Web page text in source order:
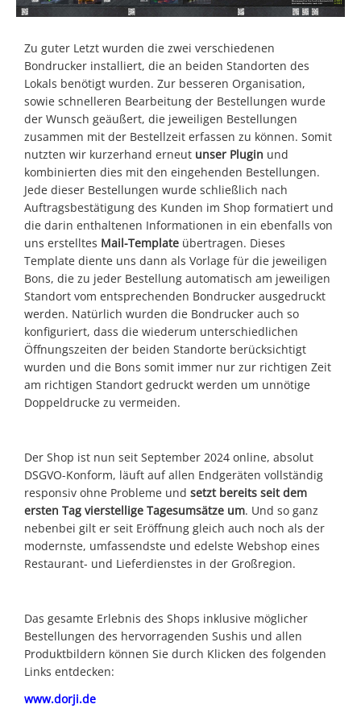
Zu guter Letzt wurden die zwei verschiedenen
Bondrucker installiert, die an beiden Standorten des
Lokals benötigt wurden. Zur besseren Organisation,
sowie schnelleren Bearbeitung der Bestellungen wurde
der Wunsch geäußert, die jeweiligen Bestellungen
zusammen mit der Bestellzeit erfassen zu können. Somit
nutzten wir kurzerhand erneut unser Plugin und
kombinierten dies mit den eingehenden Bestellungen.
Jede dieser Bestellungen wurde schließlich nach
Auftragsbestätigung des Kunden im Shop formatiert und
die darin enthaltenen Informationen in ein ebenfalls von
uns erstelltes Mail-Template übertragen. Dieses
Template diente uns dann als Vorlage für die jeweiligen
Bons, die zu jeder Bestellung automatisch am jeweiligen
Standort vom entsprechenden Bondrucker ausgedruckt
werden. Natürlich wurden die Bondrucker auch so
konfiguriert, dass die wiederum unterschiedlichen
Öffnungszeiten der beiden Standorte berücksichtigt
wurden und die Bons somit immer nur zur richtigen Zeit
am richtigen Standort gedruckt werden um unnötige
Doppeldrucke zu vermeiden.
Der Shop ist nun seit September 2024 online, absolut
DSGVO-Konform, läuft auf allen Endgeräten vollständig
responsiv ohne Probleme und setzt bereits seit dem
ersten Tag vierstellige Tagesumsätze um. Und so ganz
nebenbei gilt er seit Eröffnung gleich auch noch als der
modernste, umfassendste und edelste Webshop eines
Restaurant- und Lieferdienstes in der Großregion.
Das gesamte Erlebnis des Shops inklusive möglicher
Bestellungen des hervorragenden Sushis und allen
Produktbildern können Sie durch Klicken des folgenden
Links entdecken:
www.dorji.de